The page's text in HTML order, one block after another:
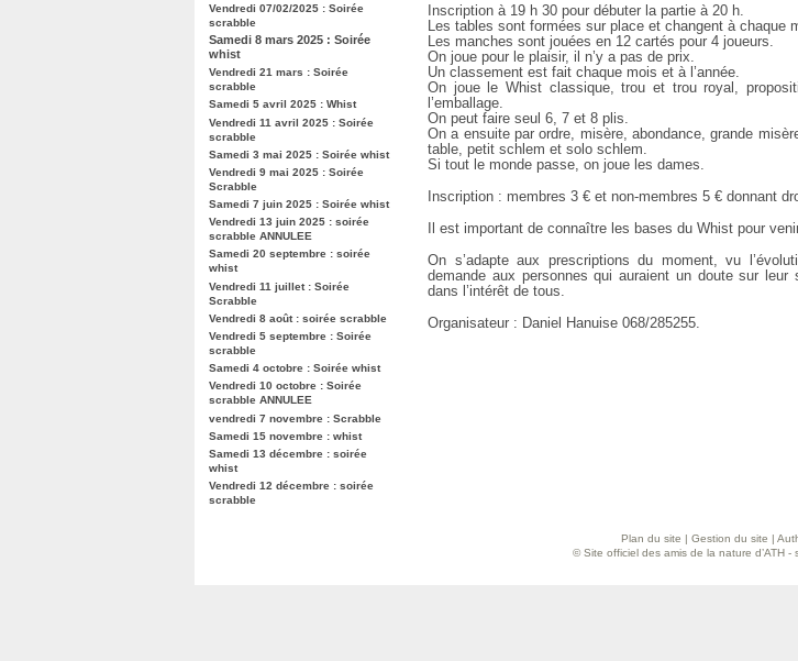
Vendredi 07/02/2025 : Soirée
scrabble
Samedi 8 mars 2025 : Soirée
whist
Vendredi 21 mars : Soirée
scrabble
Samedi 5 avril 2025 : Whist
Vendredi 11 avril 2025 : Soirée
scrabble
Samedi 3 mai 2025 : Soirée whist
Vendredi 9 mai 2025 : Soirée
Scrabble
Samedi 7 juin 2025 : Soirée whist
Vendredi 13 juin 2025 : soirée
scrabble ANNULEE
Samedi 20 septembre : soirée
whist
Vendredi 11 juillet : Soirée
Scrabble
Vendredi 8 août : soirée scrabble
Vendredi 5 septembre : Soirée
scrabble
Samedi 4 octobre : Soirée whist
Vendredi 10 octobre : Soirée
scrabble ANNULEE
vendredi 7 novembre : Scrabble
Samedi 15 novembre : whist
Samedi 13 décembre : soirée
whist
Vendredi 12 décembre : soirée
scrabble
Inscription à 19 h 30 pour débuter la partie à 20 h.
Les tables sont formées sur place et changent à chaque
Les manches sont jouées en 12 cartés pour 4 joueurs.
On joue pour le plaisir, il n’y a pas de prix.
Un classement est fait chaque mois et à l’année.
On joue le Whist classique, trou et trou royal,
l’emballage.
On peut faire seul 6, 7 et 8 plis.
On a ensuite par ordre, misère, abondance, grande
table, petit schlem et solo schlem.
Si tout le monde passe, on joue les dames.
Inscription : membres 3 € et non-membres 5 € donnant
Il est important de connaître les bases du Whist pour
On s’adapte aux prescriptions du moment, vu
demande aux personnes qui auraient un doute sur
dans l’intérêt de tous.
Organisateur : Daniel Hanuise 068/285255.
Plan du site | Gestion du site |
© Site officiel des amis de la nature d’ATH -